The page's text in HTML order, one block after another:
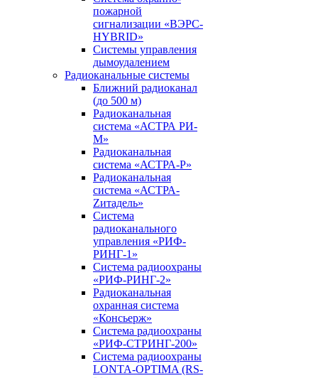
пожарной
сигнализации «ВЭРС-
HYBRID»
Системы управления
дымоудалением
Радиоканальные системы
Ближний радиоканал
(до 500 м)
Радиоканальная
система «АСТРА РИ-
М»
Радиоканальная
система «АСТРА-Р»
Радиоканальная
система «АСТРА-
Zитадель»
Система
радиоканального
управления «РИФ-
РИНГ-1»
Система радиоохраны
«РИФ-РИНГ-2»
Радиоканальная
охранная система
«Консьерж»
Система радиоохраны
«РИФ-СТРИНГ-200»
Система радиоохраны
LONTA-OPTIMA (RS-